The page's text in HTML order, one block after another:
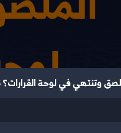
وتنتهي في لوحة القرارات؟ 2025